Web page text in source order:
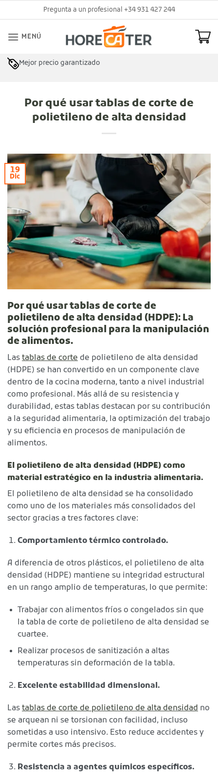
al
Pregunta a un profesional +34 931 427 244
MENÚ
Mejor precio garantizado
Asesoramiento profesional
Por qué usar tablas de corte de
polietileno de alta densidad
19
Dic
Por qué usar tablas de corte de
polietileno de alta densidad (HDPE): La
solución profesional para la manipulación
de alimentos.
Las tablas de corte de polietileno de alta densidad
(HDPE) se han convertido en un componente clave
dentro de la cocina moderna, tanto a nivel industrial
como profesional. Más allá de su resistencia y
durabilidad, estas tablas destacan por su contribución
a la seguridad alimentaria, la optimización del trabajo
y su eficiencia en procesos de manipulación de
alimentos.
El polietileno de alta densidad (HDPE) como
material estratégico en la industria alimentaria.
El polietileno de alta densidad se ha consolidado
como uno de los materiales más consolidados del
sector gracias a tres factores clave:
Comportamiento térmico controlado.
A diferencia de otros plásticos, el polietileno de alta
densidad (HDPE) mantiene su integridad estructural
en un rango amplio de temperaturas, lo que permite:
Trabajar con alimentos fríos o congelados sin que
la tabla de corte de polietileno de alta densidad se
cuartee.
Realizar procesos de sanitización a altas
temperaturas sin deformación de la tabla.
Excelente estabilidad dimensional.
Las tablas de corte de polietileno de alta densidad no
se arquean ni se torsionan con facilidad, incluso
sometidas a uso intensivo. Esto reduce accidentes y
permite cortes más precisos.
Resistencia a agentes químicos específicos.